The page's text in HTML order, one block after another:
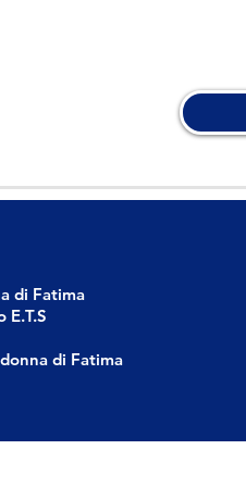
di Fatima
E.T.S
di Fatima